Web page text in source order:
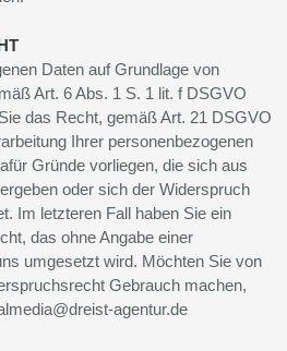
Daten auf Grundlage von
Art. 6 Abs. 1 S. 1 lit. f DSGVO
das Recht, gemäß Art. 21 DSGVO
Ihrer personenbezogenen
Gründe vorliegen, die sich aus
oder sich der Widerspruch
Im letzteren Fall haben Sie ein
das ohne Angabe einer
umgesetzt wird. Möchten Sie von
Gebrauch machen,
agentur.de